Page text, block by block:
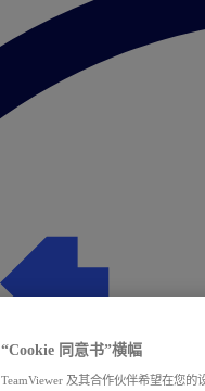
“Cookie 同意书”横幅
TeamViewer 及其合作伙伴希望在您